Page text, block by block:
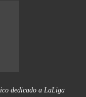
dedicado a LaLiga